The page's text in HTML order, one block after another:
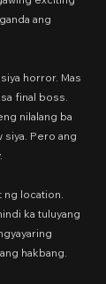
ang
horror. Mas
final boss.
nilalang ba
siya. Pero ang
ng location.
ka tuluyang
hakbang.